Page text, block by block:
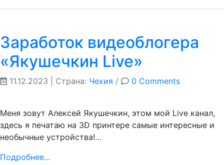
Заработок видеоблогера
«Якушечкин Live»
11.12.2023 | Страна: Чехия / 0 Comments
Меня зовут Алексей Якушечкин, этом мой Live канал,
здесь я печатаю на 3D принтере самые интересные и
необычные устройства!…
Подробнее...